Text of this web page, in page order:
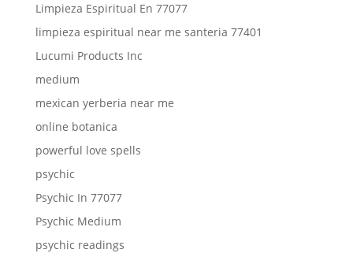
Limpieza Espiritual En 77077
limpieza espiritual near me santeria 77401
Lucumi Products Inc
medium
mexican yerberia near me
online botanica
powerful love spells
psychic
Psychic In 77077
Psychic Medium
psychic readings